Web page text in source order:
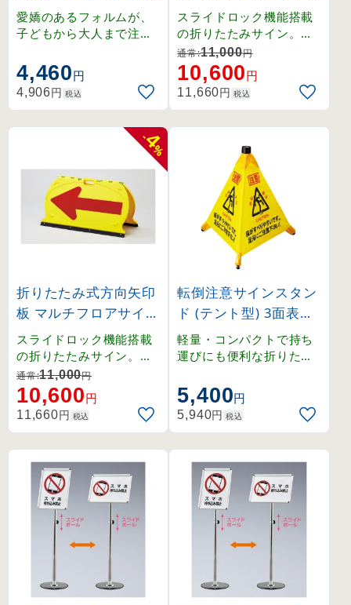
6170)
愛嬌のあるフォルムが、
子どもから大人まで注意
近などの迷惑駐車対策に
最適です。
4,460円
4,906円 税込
赤地白反射矢印 (1312
05)
スライドロック機能搭載
の折りたたみサイン。折
りたたみ式で収納性に優
れ、持ち運びにも便利で
す。
通常:11,000円
10,600円
11,660円 税込
-
4
%
折りたたみ式方向矢印
板 マルチフロアサイン
黄地赤反射矢印 (1312
06)
スライドロック機能搭載
の折りたたみサイン。折
りたたみ式で収納性に優
れ、持ち運びにも便利で
す。
通常:11,000円
10,600円
11,660円 税込
転倒注意サインスタン
ド (テント型) 3面表示
(146140)
軽量・コンパクトで持ち
運びにも便利な折りたた
5,400円
5,940円 税込